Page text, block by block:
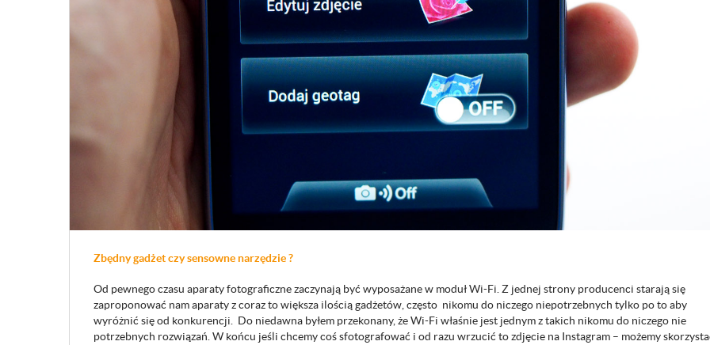
Zbędny gadżet czy sensowne narzędzie ?
Od pewnego czasu aparaty fotograficzne zaczynają być wyposażane w moduł Wi-Fi. Z jednej strony producenci starają się
zaproponować nam aparaty z coraz to większa ilością gadżetów, często nikomu do niczego niepotrzebnych tylko po to aby
wyróżnić się od konkurencji. Do niedawna byłem przekonany, że Wi-Fi właśnie jest jednym z takich nikomu do niczego nie
potrzebnych rozwiązań. W końcu jeśli chcemy coś sfotografować i od razu wrzucić to zdjęcie na Instagram – możemy